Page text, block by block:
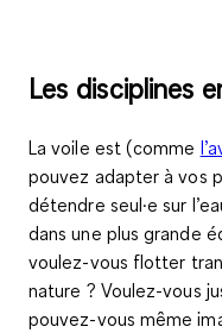
Les disciplines
La voile est (comme
pouvez adapter à vos
détendre seul·e sur
dans une plus grande
voulez-vous flotter
nature ? Voulez-vous
pouvez-vous même